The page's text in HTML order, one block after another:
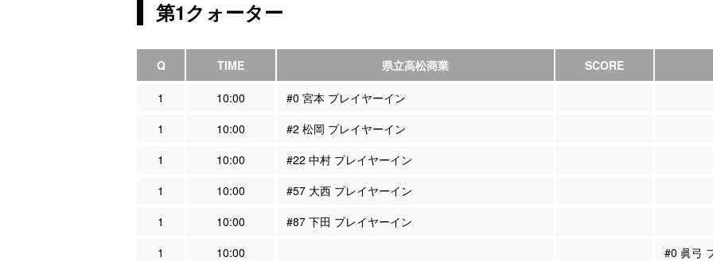
第1クォーター
Q TIME 県立高松商業 SCORE
1 10:00
#0 宮本 プレイヤーイン
1
10:00
#2 松岡 プレイヤーイン
1
10:00
#22 中村 プレイヤーイン
1
10:00
#57 大西 プレイヤーイン
1
10:00
#87 下田 プレイヤーイン
1
10:00
#0 眞弓